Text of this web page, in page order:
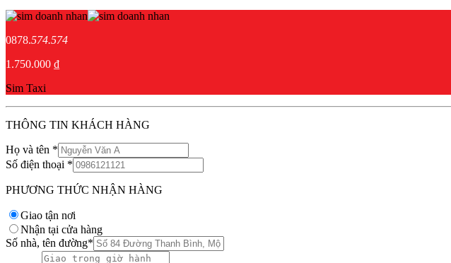
0878.574.574
1.750.000 ₫
Sim Taxi
THÔNG TIN KHÁCH HÀNG
Họ và tên *
Số điện thoại *
PHƯƠNG THỨC NHẬN HÀNG
Giao tận nơi
Nhận tại cửa hàng
Số nhà, tên đường*